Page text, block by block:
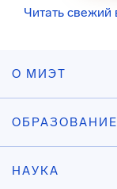
Читать
О МИЭТ
ОБРАЗОВАНИЕ
НАУКА